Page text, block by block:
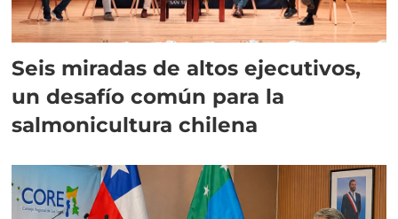
Seis miradas de altos ejecutivos,
un desafío común para la
salmonicultura chilena